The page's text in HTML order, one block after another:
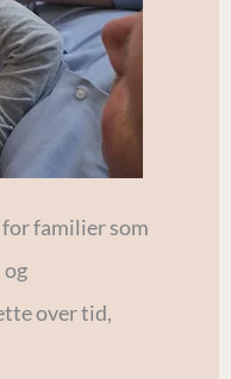
familier som
og
over tid,